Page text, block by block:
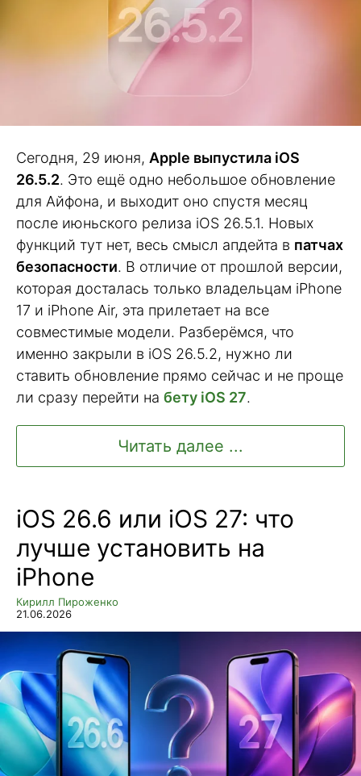
Сегодня, 29 июня, Apple выпустила iOS
26.5.2. Это ещё одно небольшое обновление
для Айфона, и выходит оно спустя месяц
после июньского релиза iOS 26.5.1. Новых
функций тут нет, весь смысл апдейта в патчах
безопасности. В отличие от прошлой версии,
которая досталась только владельцам iPhone
17 и iPhone Air, эта прилетает на все
совместимые модели. Разберёмся, что
именно закрыли в iOS 26.5.2, нужно ли
ставить обновление прямо сейчас и не проще
ли сразу перейти на бету iOS 27.
Читать далее ...
iOS 26.6 или iOS 27: что
лучше установить на
iPhone
Кирилл Пироженко
21.06.2026